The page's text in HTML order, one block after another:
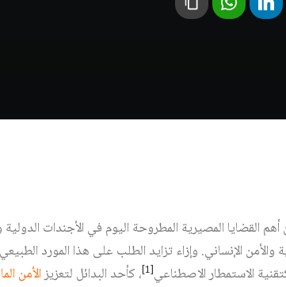
أهم القضايا المصيرية المطروحة اليوم في الأجندات
والأمن الإنساني. وإزاء تزايد الطلب على هذا المورد
الاستمطار الاصطناعي[1] ، كأحد البدائل لتعزيزالأمن